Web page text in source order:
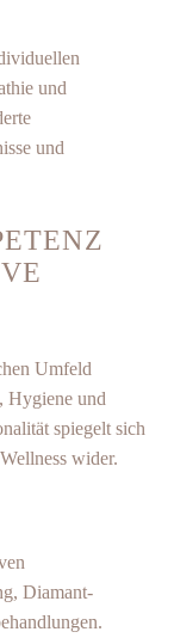
und
und
Umfeld
Hygiene und
spiegelt sich
wider.
Diamant-